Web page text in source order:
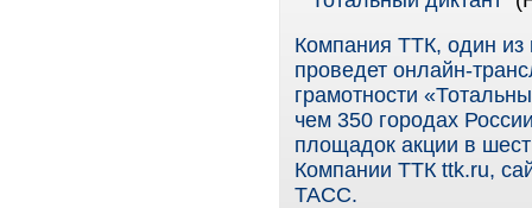
Компания ТТК, один из
проведет онлайн-
грамотности
чем 350 городах
площадок акции в
Компании ТТК ttk.ru,
ТАСС.